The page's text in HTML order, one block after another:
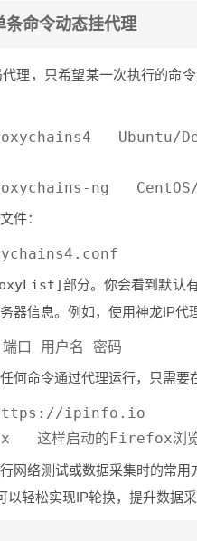
命令动态挂代理
理，只希望某一次执行的命
Ubuntu/
件：
部分。你会看到默认
器信息。例如，使用神龙IP代
何命令通过代理运行，只需要
ipinfo.io
网络测试或数据采集时的常用
以轻松实现IP轮换，提升数据采